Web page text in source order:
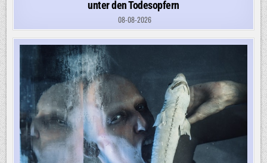
unter den Todesopfern
08-08-2026